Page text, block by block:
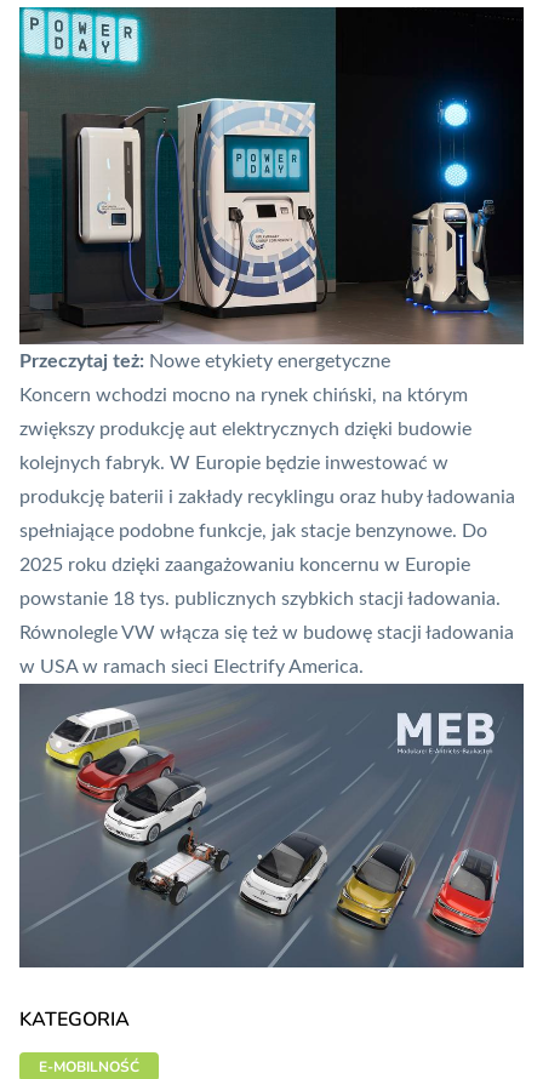
Przeczytaj też: Nowe etykiety energetyczne
Koncern wchodzi mocno na rynek chiński, na którym
zwiększy produkcję aut elektrycznych dzięki budowie
kolejnych fabryk. W Europie będzie inwestować w
produkcję baterii i zakłady recyklingu oraz huby ładowania
spełniające podobne funkcje, jak stacje benzynowe. Do
2025 roku dzięki zaangażowaniu koncernu w Europie
powstanie 18 tys. publicznych szybkich stacji ładowania.
Równolegle VW włącza się też w budowę stacji ładowania
w USA w ramach sieci Electrify America.
KATEGORIA
E-MOBILNOŚĆ